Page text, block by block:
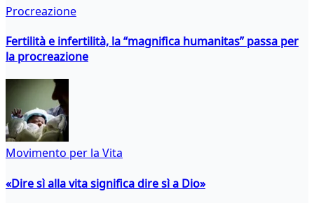
Procreazione
Fertilità e infertilità, la “magnifica humanitas” passa per
la procreazione
Movimento per la Vita
«Dire sì alla vita significa dire sì a Dio»